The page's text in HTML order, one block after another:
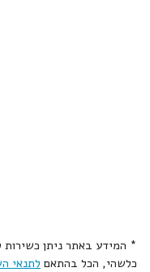
* המידע באתר ניתן כשירות
כלשהי, הכל בהתאם לתנאי